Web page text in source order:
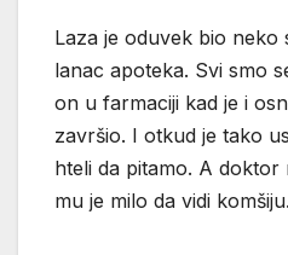
Laza je oduvek bio neko
lanac apoteka. Svi smo
on u farmaciji kad je i
završio. I otkud je tako
hteli da pitamo. A doktor
mu je milo da vidi komšiju.